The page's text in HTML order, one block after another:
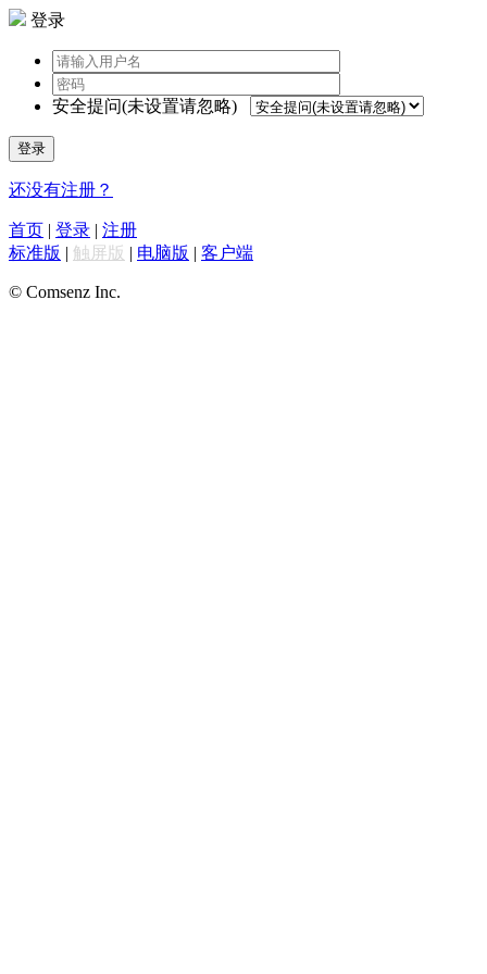
登录
安全提问(未设置请忽略)
登录
还没有注册？
首页 | 登录 | 注册
标准版 | 触屏版 | 电脑版 | 客户端
© Comsenz Inc.